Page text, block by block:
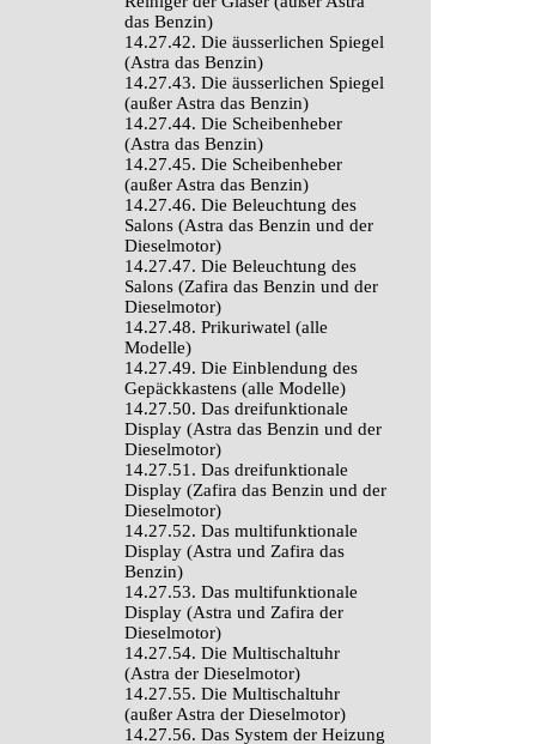
das Benzin)
14.27.42. Die äusserlichen Spiegel
(Astra das Benzin)
14.27.43. Die äusserlichen Spiegel
(außer Astra das Benzin)
14.27.44. Die Scheibenheber
(Astra das Benzin)
14.27.45. Die Scheibenheber
(außer Astra das Benzin)
14.27.46. Die Beleuchtung des
Salons (Astra das Benzin und der
Dieselmotor)
14.27.47. Die Beleuchtung des
Salons (Zafira das Benzin und der
Dieselmotor)
14.27.48. Prikuriwatel (alle
Modelle)
14.27.49. Die Einblendung des
Gepäckkastens (alle Modelle)
14.27.50. Das dreifunktionale
Display (Astra das Benzin und der
Dieselmotor)
14.27.51. Das dreifunktionale
Display (Zafira das Benzin und der
Dieselmotor)
14.27.52. Das multifunktionale
Display (Astra und Zafira das
Benzin)
14.27.53. Das multifunktionale
Display (Astra und Zafira der
Dieselmotor)
14.27.54. Die Multischaltuhr
(Astra der Dieselmotor)
14.27.55. Die Multischaltuhr
(außer Astra der Dieselmotor)
14.27.56. Das System der Heizung